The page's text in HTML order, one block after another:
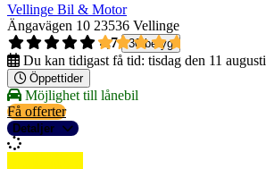
Vellinge Bil & Motor
Ängavägen 10 23536 Vellinge
4,7
30 betyg
Du kan tidigast få tid: tisdag den 11 augusti
Öppettider
Möjlighet till lånebil
Få offerter
Detaljer